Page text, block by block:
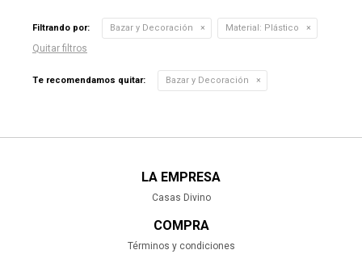
Filtrando por: Bazar y Decoración Material: Plástico
Quitar filtros
Te recomendamos quitar: Bazar y Decoración
LA EMPRESA
Casas Divino
COMPRA
Términos y condiciones